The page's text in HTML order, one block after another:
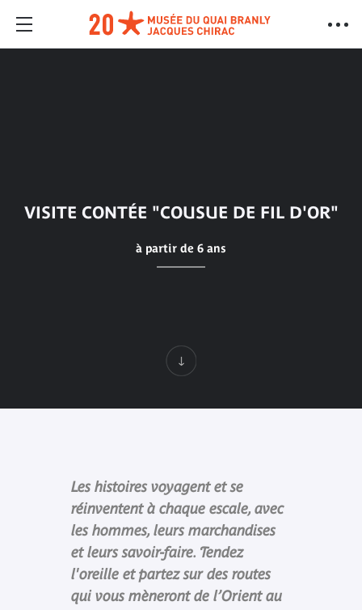
VISITE CONTÉE "COUSUE DE FIL D'OR"
à partir de 6 ans
Les histoires voyagent et se
réinventent à chaque escale, avec
les hommes, leurs marchandises
et leurs savoir-faire. Tendez
l'oreille et partez sur des routes
qui vous mèneront de l’Orient au